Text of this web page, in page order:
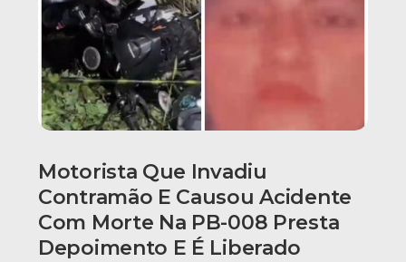
Motorista Que Invadiu
Contramão E Causou Acidente
Com Morte Na PB-008 Presta
Depoimento E É Liberado